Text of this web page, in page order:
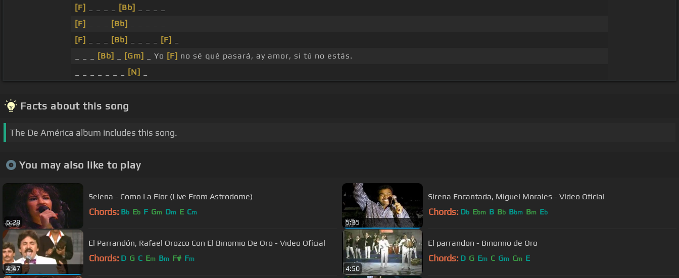
[F]
[Bb]
[F]
[Bb]
[F]
[Bb] [F]
[Bb] [Gm] _ Yo [F] no sé qué pasará, ay amor, si tú no estás.
[N]
Facts about this song
The De América album includes this song.
You may also like to play
6:28
Selena - Como La Flor (Live From Astrodome)
Chords: Bb Eb F Gm Dm E Cm
5:35
Sirena Encantada, Miguel Morales - Video Oficial
Chords: Db Ebm B Bb Bbm Bm Eb
4:47
El Parrandón, Rafael Orozco Con El Binomio De Oro - Video Oficial
Chords: D G C Em Bm F# Fm
4:50
El parrandon - Binomio de Oro
Chords: D G Em C Gm Cm E